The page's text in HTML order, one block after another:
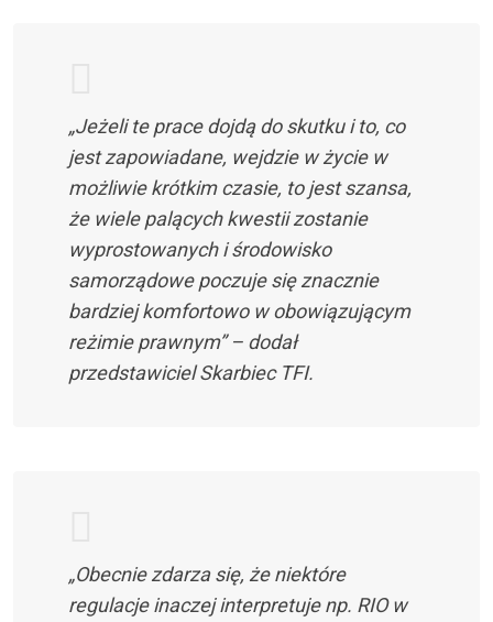
„Jeżeli te prace dojdą do skutku i to, co
jest zapowiadane, wejdzie w życie w
możliwie krótkim czasie, to jest szansa,
że wiele palących kwestii zostanie
wyprostowanych i środowisko
samorządowe poczuje się znacznie
bardziej komfortowo w obowiązującym
reżimie prawnym” – dodał
przedstawiciel Skarbiec TFI.
„Obecnie zdarza się, że niektóre
regulacje inaczej interpretuje np. RIO w